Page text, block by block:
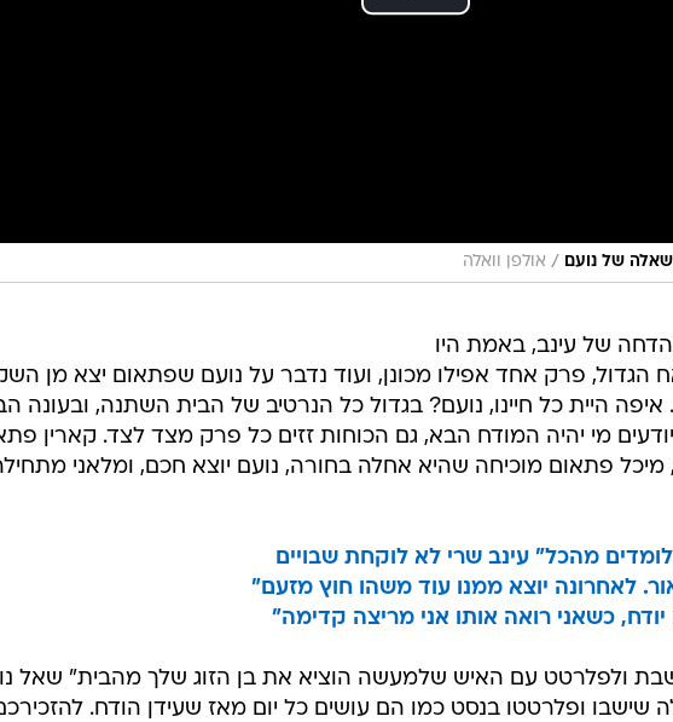
/ אולפן וואלה
של עינב, באמת היו
הגדול, פרק אחד אפילו מכונן, ועוד נדבר על נועם שפתאום יצא מן
היית כל חיינו, נועם? בגדול כל הנרטיב של הבית השתנה, ובעונה
מי יהיה המודח הבא, גם הכוחות זזים כל פרק מצד לצד. קארין
פתאום מוכיחה שהיא אחלה בחורה, נועם יוצא חכם, ומלאני
מהכל" עינב שרי לא לוקחת שבויים
לאחרונה יוצא ממנו עוד משהו חוץ מזעם"
כשאני רואה אותו אני מריצה קדימה"
לשבת ולפלרטט עם האיש שלמעשה הוציא את בן הזוג שלך מהבית" שאל
שישבו ופלרטטו בנסט כמו הם עושים כל יום מאז שעידן הודח.